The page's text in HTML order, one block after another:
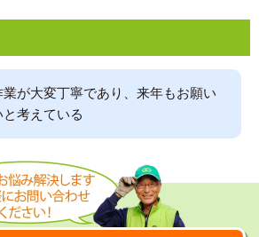
業が大変丁寧であり、来年もお願い
と考えている